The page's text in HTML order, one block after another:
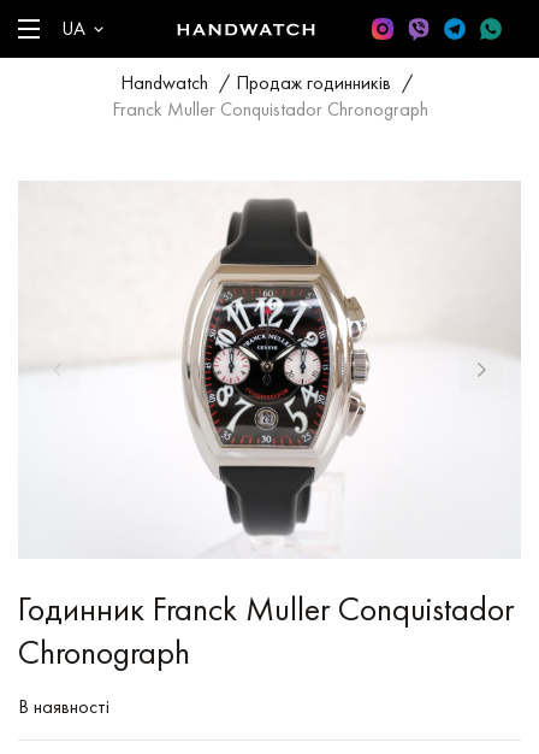
UA
Handwatch / Продаж годинників /
Franck Muller Conquistador Chronograph
Годинник Franck Muller Conquistador
Chronograph
В наявності